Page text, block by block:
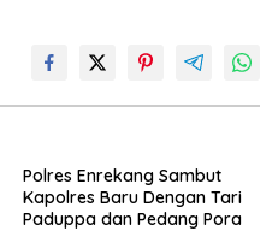
Polres Enrekang Sambut
Kapolres Baru Dengan Tari
Paduppa dan Pedang Pora